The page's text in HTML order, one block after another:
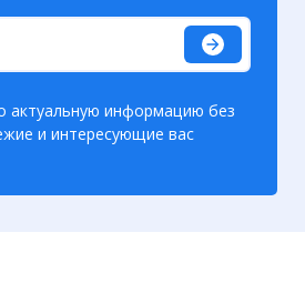
актуальную информацию без
и интересующие вас